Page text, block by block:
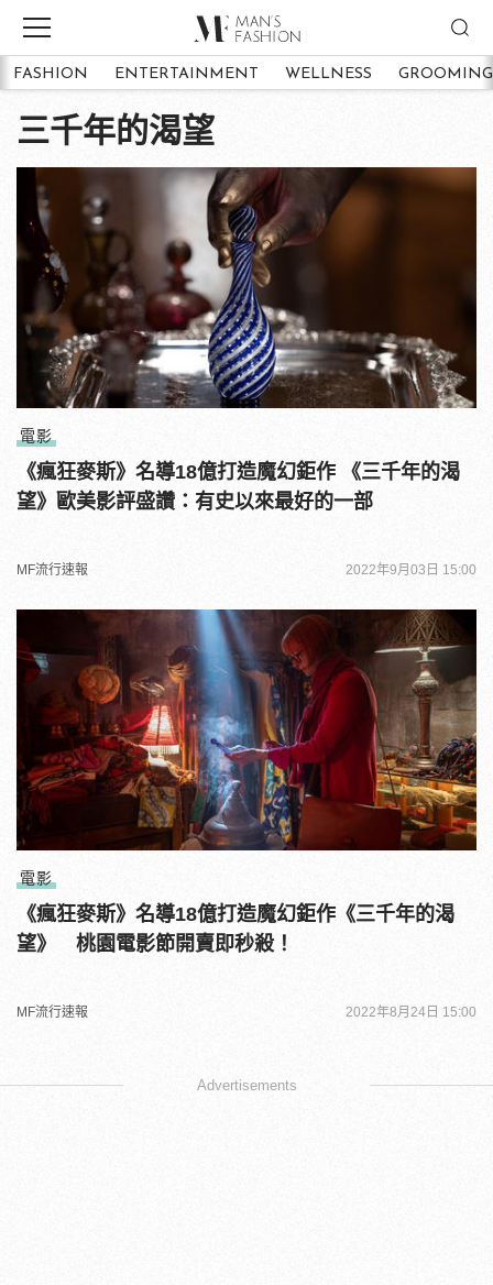
FASHION ENTERTAINMENT WELLNESS GROOMING
三千年的渴望
電影
《瘋狂麥斯》名導18億打造魔幻鉅作 《三千年的渴
望》歐美影評盛讚：有史以來最好的一部
MF流行速報 2022年9月03日 15:00
電影
《瘋狂麥斯》名導18億打造魔幻鉅作《三千年的渴
望》 桃園電影節開賣即秒殺！
MF流行速報 2022年8月24日 15:00
Advertisements